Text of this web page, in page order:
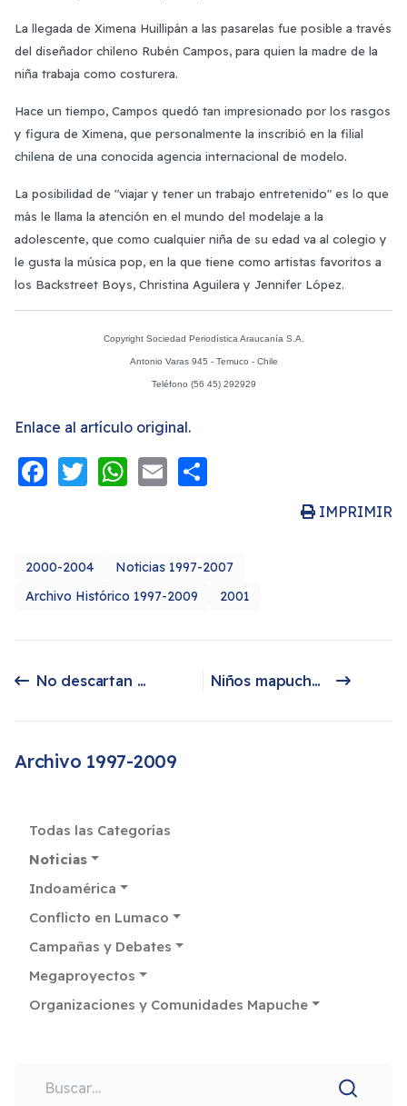
La llegada de Ximena Huillipán a las pasarelas fue posible a través
del diseñador chileno Rubén Campos, para quien la madre de la
niña trabaja como costurera.
Hace un tiempo, Campos quedó tan impresionado por los rasgos
y figura de Ximena, que personalmente la inscribió en la filial
chilena de una conocida agencia internacional de modelo.
La posibilidad de "viajar y tener un trabajo entretenido" es lo que
más le llama la atención en el mundo del modelaje a la
adolescente, que como cualquier niña de su edad va al colegio y
le gusta la música pop, en la que tiene como artistas favoritos a
los Backstreet Boys, Christina Aguilera y Jennifer López.
Copyright Sociedad Periodística Araucanía S.A.
Antonio Varas 945 - Temuco - Chile
Teléfono (56 45) 292929
Enlace al artículo original.
Facebook
Twitter
WhatsApp
Email
IMPRIMIR
2000-2004
Noticias 1997-2007
Archivo Histórico 1997-2009
2001
No descartan despidos en la Conadi
Artículo siguiente: Niños mapuches van al jardín infantil
Niños mapuches van al jardín infantil
Archivo 1997-2009
Todas las Categorías
Noticias
Indoamérica
Conflicto en Lumaco
Campañas y Debates
Megaproyectos
Organizaciones y Comunidades Mapuche